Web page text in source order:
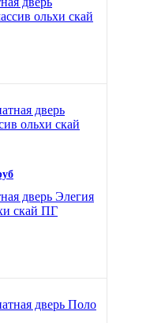
ольхи скай
дверь Элегия
скай ПГ